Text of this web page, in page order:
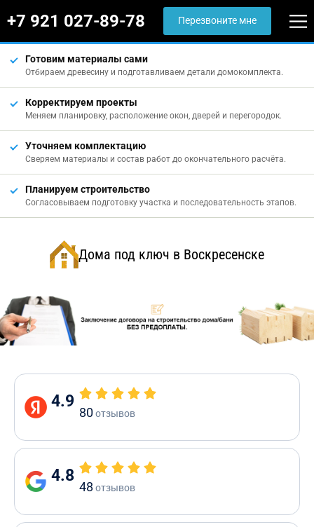
+7 921 027-89-78 Перезвоните мне
Готовим материалы сами
Отбираем древесину и подготавливаем детали домокомплекта.
Корректируем проекты
Меняем планировку, расположение окон, дверей и перегородок.
Уточняем комплектацию
Сверяем материалы и состав работ до окончательного расчёта.
Планируем строительство
Согласовываем подготовку участка и последовательность этапов.
Дома под ключ в Воскресенске
4.9
80отзывов
4.8
48 отзывов